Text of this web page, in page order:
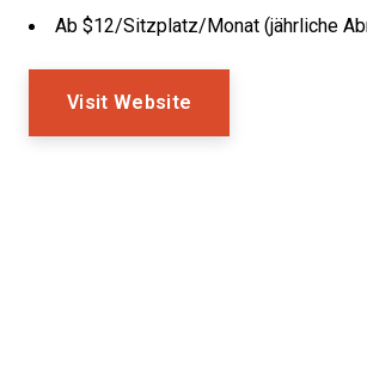
Ab $12/Sitzplatz/Monat (jährliche
Visit Website